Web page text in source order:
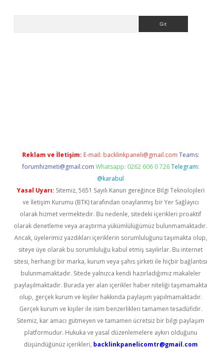
Reklam ve İletişim: E-mail: backlinkpaneli@gmail.com Teams:
forumhizmeti@gmail.com Whatsapp: 0262 606 0 726 Telegram:
@karabul
Yasal Uyarı: Sitemiz, 5651 Sayılı Kanun gereğince Bilgi Teknolojileri
ve İletişim Kurumu (BTK) tarafından onaylanmış bir Yer Sağlayıcı
olarak hizmet vermektedir. Bu nedenle, sitedeki içerikleri proaktif
olarak denetleme veya araştırma yükümlülüğümüz bulunmamaktadır.
Ancak, üyelerimiz yazdıkları içeriklerin sorumluluğunu taşımakta olup,
siteye üye olarak bu sorumluluğu kabul etmiş sayılırlar. Bu internet
sitesi, herhangi bir marka, kurum veya şahıs şirketi ile hiçbir bağlantısı
bulunmamaktadır. Sitede yalnızca kendi hazırladığımız makaleler
paylaşılmaktadır. Burada yer alan içerikler haber niteliği taşımamakta
olup, gerçek kurum ve kişiler hakkında paylaşım yapılmamaktadır.
Gerçek kurum ve kişiler ile isim benzerlikleri tamamen tesadüfidir.
Sitemiz, kar amacı gütmeyen ve tamamen ücretsiz bir bilgi paylaşım
platformudur. Hukuka ve yasal düzenlemelere aykırı olduğunu
düşündüğünüz içerikleri, backlinkpanelicomtr@gmail.com